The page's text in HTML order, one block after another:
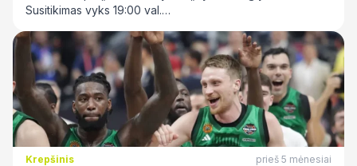
Susitikimas vyks 19:00 val.…
Krepšinis prieš 5 mėnesiai